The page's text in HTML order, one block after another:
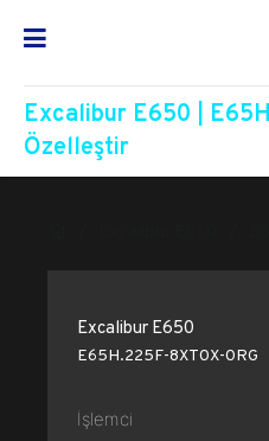
Excalibur E650 |
Özelleştir
Excalibur E650
E65H.225F-8XT0X-0RG
İşlemci